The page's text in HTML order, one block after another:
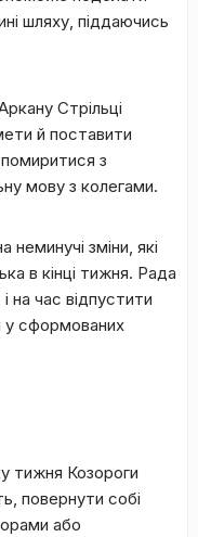
шляху, піддаючись
Стрільці
й поставити
з
мову з колегами.
зміни, які
в кінці тижня. Рада
на час відпустити
у сформованих
тижня Козороги
повернути собі
або